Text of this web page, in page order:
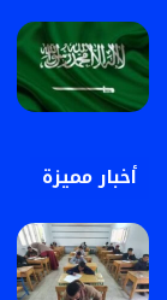
أخبار مميزة